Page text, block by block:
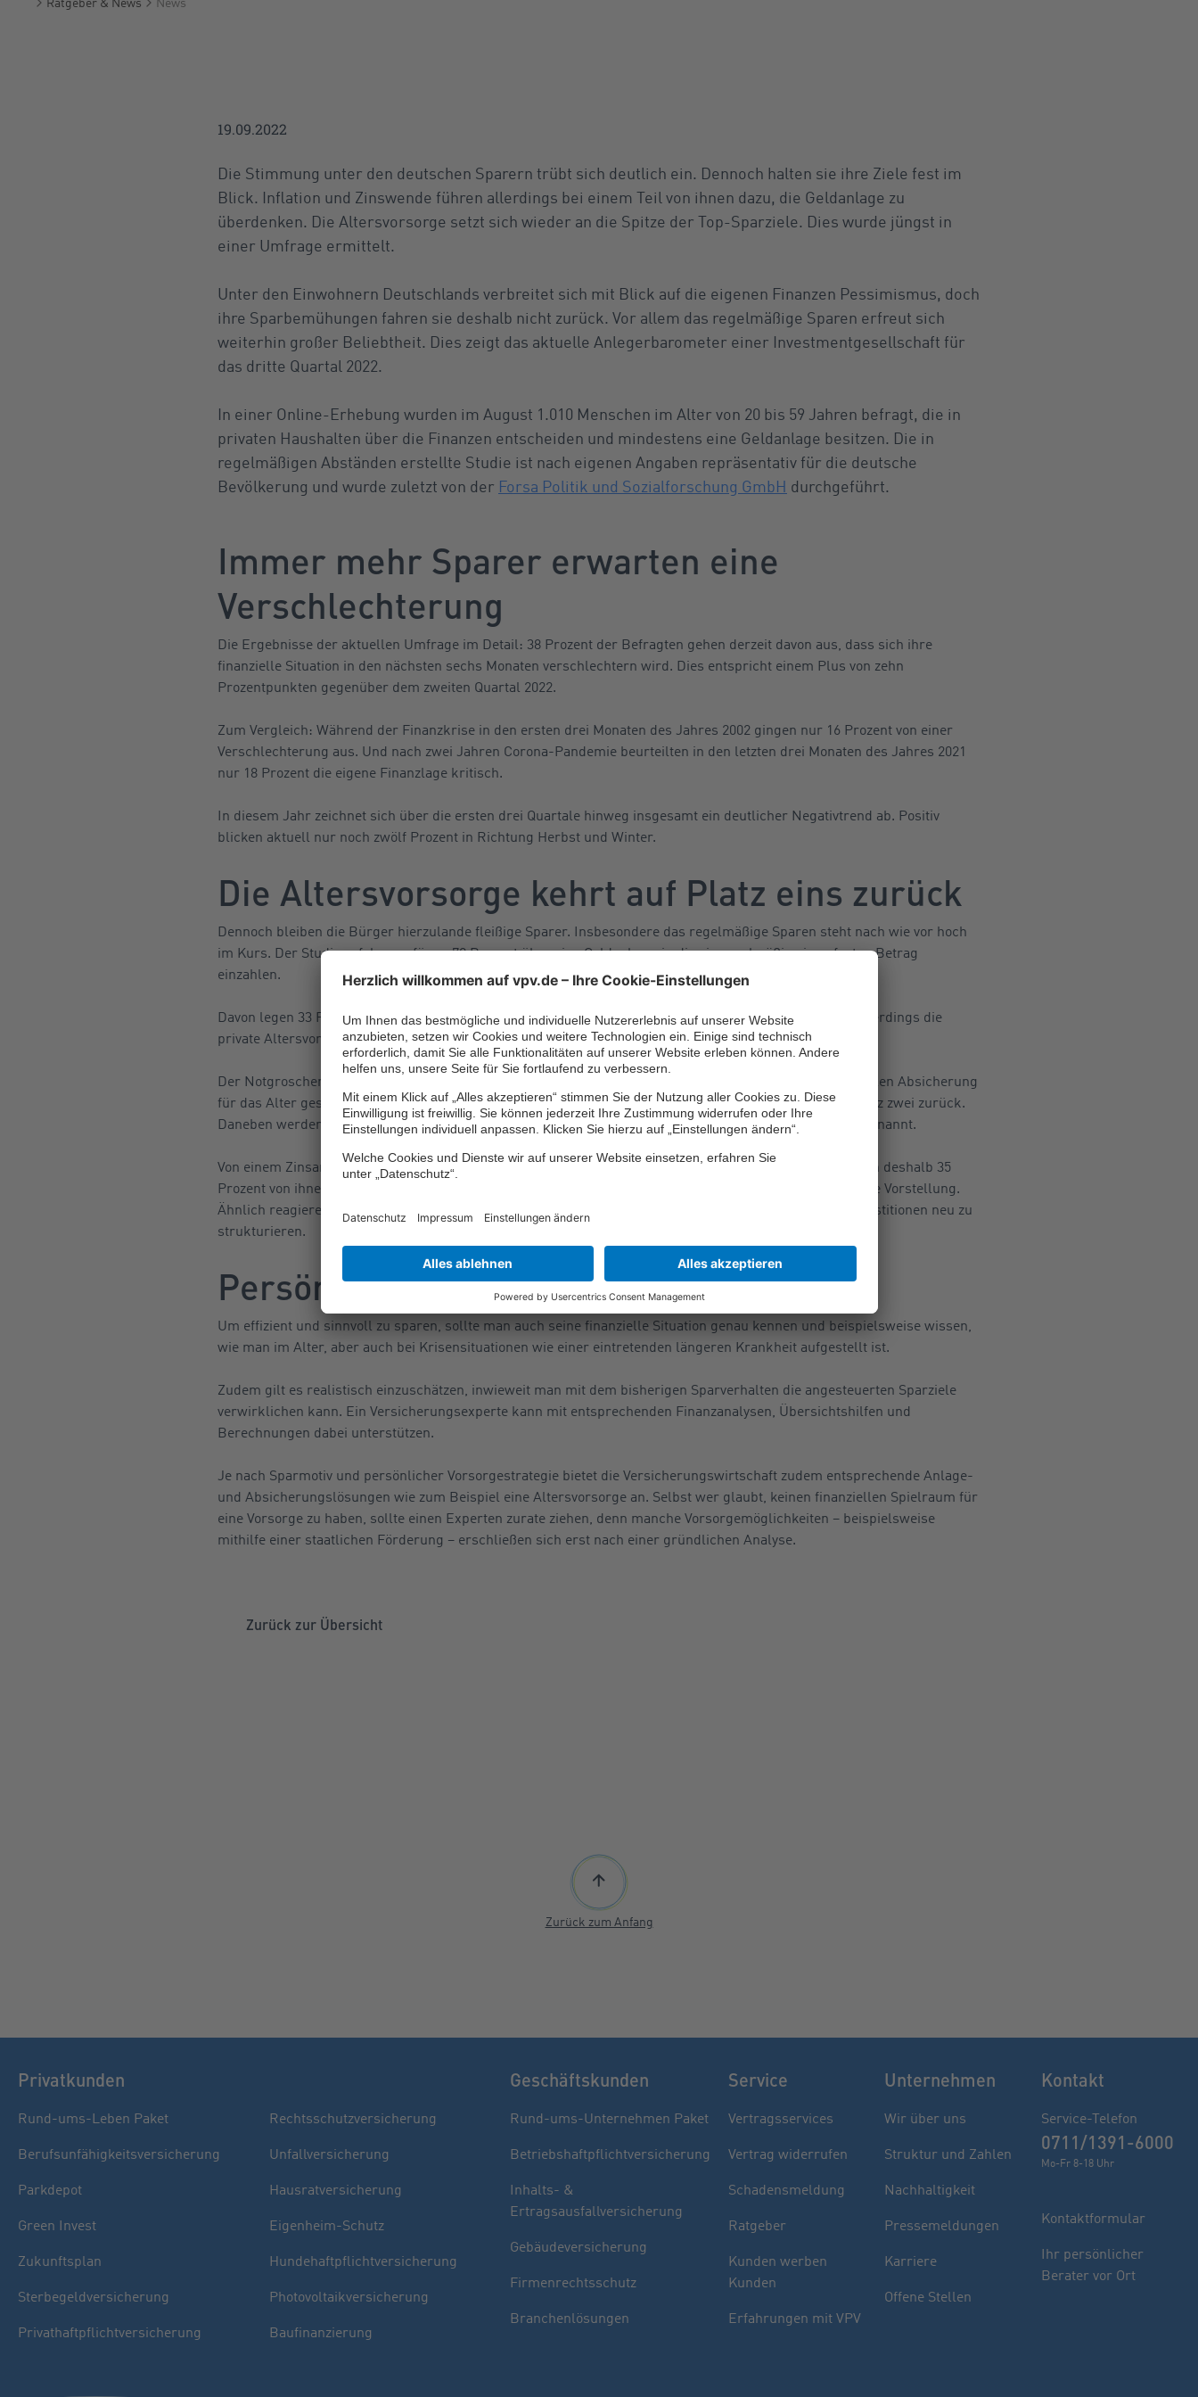
Finden Sie Ihren Berater
Sie haben noch Fragen oder möchten sich
indivuell beraten lassen.
19.09.2022
Die Stimmung unter den deutschen Sparern trübt sich deutlich ein. Dennoch halten sie ihre Ziele fest im
Blick. Inflation und Zinswende führen allerdings bei einem Teil von ihnen dazu, die Geldanlage zu
überdenken. Die Altersvorsorge setzt sich wieder an die Spitze der Top-Sparziele. Dies wurde jüngst in
einer Umfrage ermittelt.
Unter den Einwohnern Deutschlands verbreitet sich mit Blick auf die eigenen Finanzen Pessimismus, doch
ihre Sparbemühungen fahren sie deshalb nicht zurück. Vor allem das regelmäßige Sparen erfreut sich
weiterhin großer Beliebtheit. Dies zeigt das aktuelle Anlegerbarometer einer Investmentgesellschaft für
das dritte Quartal 2022.
In einer Online-Erhebung wurden im August 1.010 Menschen im Alter von 20 bis 59 Jahren befragt, die in
privaten Haushalten über die Finanzen entscheiden und mindestens eine Geldanlage besitzen. Die in
regelmäßigen Abständen erstellte Studie ist nach eigenen Angaben repräsentativ für die deutsche
Bevölkerung und wurde zuletzt von der Forsa Politik und Sozialforschung GmbH durchgeführt.
Immer mehr Sparer erwarten eine
Verschlechterung
Die Ergebnisse der aktuellen Umfrage im Detail: 38 Prozent der Befragten gehen derzeit davon aus, dass sich ihre
finanzielle Situation in den nächsten sechs Monaten verschlechtern wird. Dies entspricht einem Plus von zehn
Prozentpunkten gegenüber dem zweiten Quartal 2022.
Zum Vergleich: Während der Finanzkrise in den ersten drei Monaten des Jahres 2002 gingen nur 16 Prozent von einer
Verschlechterung aus. Und nach zwei Jahren Corona-Pandemie beurteilten in den letzten drei Monaten des Jahres 2021
nur 18 Prozent die eigene Finanzlage kritisch.
In diesem Jahr zeichnet sich über die ersten drei Quartale hinweg insgesamt ein deutlicher Negativtrend ab. Positiv
blicken aktuell nur noch zwölf Prozent in Richtung Herbst und Winter.
Die Altersvorsorge kehrt auf Platz eins zurück
Dennoch bleiben die Bürger hierzulande fleißige Sparer. Insbesondere das regelmäßige Sparen steht nach wie vor hoch
im Kurs. Der Studie zufolge verfügen 72 Prozent über eine Geldanlage, in die sie regelmäßig einen festen Betrag
einzahlen.
Davon legen 33 Prozent jeden Monat zwischen 100 und 250 Euro zurück. Das wichtigste Ziel ist dabei neuerdings die
private Altersvorsorge. Dies geben 84 Prozent an. Im vierten Quartal 2021 waren es nur 77 Prozent.
Der Notgroschen hatte sich Ende 2021 mit 82 Prozent erstmals seit sechs Jahren wieder vor der finanziellen Absicherung
für das Alter geschoben. Nun fällt er in der aktuellen Umfrage mit nur noch 79 Prozent abermals auf Platz zwei zurück.
Daneben werden nun auch finanzielle Unabhängigkeit und Flexibilität (78 Prozent) als wichtige Gründe genannt.
Von einem Zinsanstieg in den kommenden sechs Monaten gehen 77 Prozent aus. Ihre Geldanlage möchten deshalb 35
Prozent von ihnen überdenken. Allerdings haben die meisten von ihnen diesbezüglich noch keine konkrete Vorstellung.
Ähnlich reagieren die Befragten auf die aktuelle Inflationsrate. 38 Prozent überlegen, deswegen ihre Investitionen neu zu
strukturieren.
Persönliche Finanzanalyse
Um effizient und sinnvoll zu sparen, sollte man auch seine finanzielle Situation genau kennen und beispielsweise wissen,
wie man im Alter, aber auch bei Krisensituationen wie einer eintretenden längeren Krankheit aufgestellt ist.
Zudem gilt es realistisch einzuschätzen, inwieweit man mit dem bisherigen Sparverhalten die angesteuerten Sparziele
verwirklichen kann. Ein Versicherungsexperte kann mit entsprechenden Finanzanalysen, Übersichtshilfen und
Berechnungen dabei unterstützen.
Je nach Sparmotiv und persönlicher Vorsorgestrategie bietet die Versicherungswirtschaft zudem entsprechende Anlage-
und Absicherungslösungen wie zum Beispiel eine Altersvorsorge an. Selbst wer glaubt, keinen finanziellen Spielraum für
eine Vorsorge zu haben, sollte einen Experten zurate ziehen, denn manche Vorsorgemöglichkeiten – beispielsweise
mithilfe einer staatlichen Förderung – erschließen sich erst nach einer gründlichen Analyse.
Zurück zur Übersicht
Zurück zum Anfang
Privatkunden
Rund-ums-Leben Paket
Berufsunfähigkeitsversicherung
Parkdepot
Green Invest
Zukunftsplan
Sterbegeldversicherung
Privathaftpflichtversicherung
Rechtsschutzversicherung
Unfallversicherung
Hausratversicherung
Eigenheim-Schutz
Hundehaftpflichtversicherung
Photovoltaikversicherung
Baufinanzierung
Geschäftskunden
Rund-ums-Unternehmen Paket
Betriebshaftpflichtversicherung
Inhalts- &
Ertragsausfallversicherung
Gebäudeversicherung
Firmenrechtsschutz
Branchenlösungen
Service
Vertragsservices
Vertrag widerrufen
Schadensmeldung
Ratgeber
Kunden werben
Kunden
Erfahrungen mit VPV
Unternehmen
Wir über uns
Struktur und Zahlen
Nachhaltigkeit
Pressemeldungen
Karriere
Offene Stellen
Kontakt
Service-Telefon
0711/1391-6000
Mo-Fr 8-18 Uhr
Kontaktformular
Ihr persönlicher
Berater vor Ort